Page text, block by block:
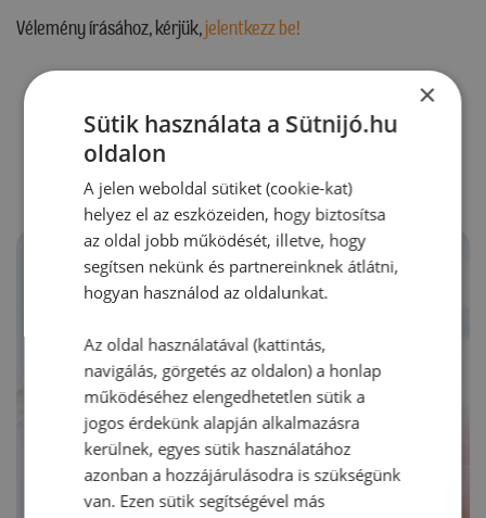
Vélemény írásához, kérjük,jelentkezz be!
RECEPTAJÁNLÓ
×
Sütik használata a Sütnijó.hu
oldalon
A jelen weboldal sütiket (cookie-kat)
helyez el az eszközeiden, hogy biztosítsa
az oldal jobb működését, illetve, hogy
segítsen nekünk és partnereinknek átlátni,
hogyan használod az oldalunkat.
Az oldal használatával (kattintás,
navigálás, görgetés az oldalon) a honlap
működéséhez elengedhetetlen sütik a
jogos érdekünk alapján alkalmazásra
kerülnek, egyes sütik használatához
azonban a hozzájárulásodra is szükségünk
van. Ezen sütik segítségével más